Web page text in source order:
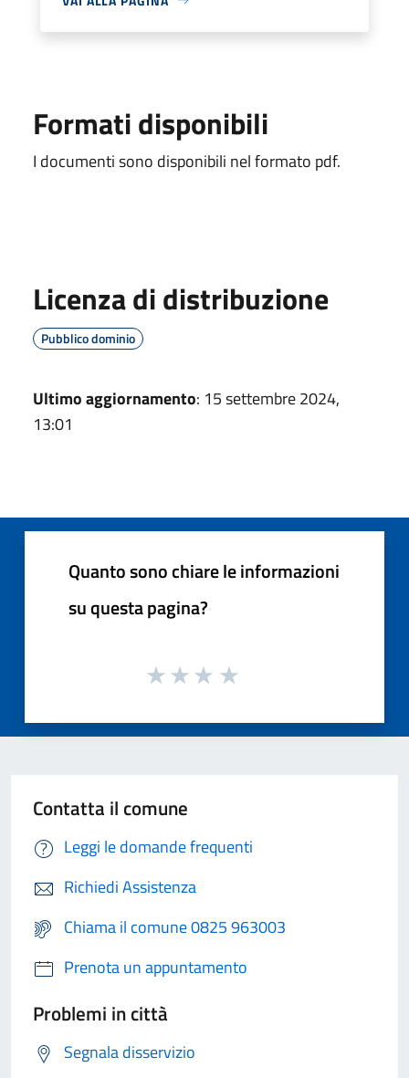
Formati disponibili
I documenti sono disponibili nel formato pdf.
Licenza di distribuzione
Pubblico dominio
Ultimo aggiornamento: 15 settembre 2024,
13:01
Quanto sono chiare le informazioni
su questa pagina?
Contatta il comune
Leggi le domande frequenti
Richiedi Assistenza
Chiama il comune 0825 963003
Prenota un appuntamento
Problemi in città
Segnala disservizio